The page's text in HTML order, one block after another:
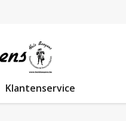
Klantenservice